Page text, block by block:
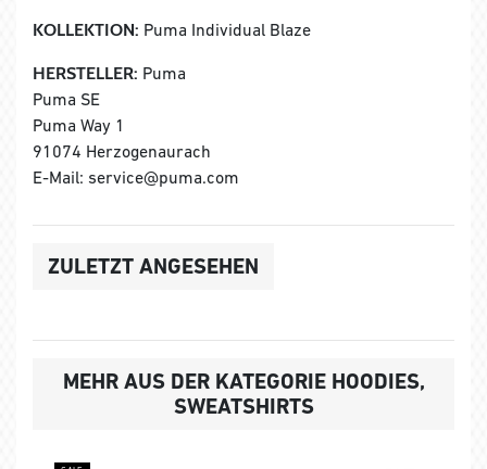
KOLLEKTION: Puma Individual Blaze
HERSTELLER: Puma
Puma SE
Puma Way 1
91074 Herzogenaurach
E-Mail: service@puma.com
ZULETZT ANGESEHEN
MEHR AUS DER KATEGORIE HOODIES,
SWEATSHIRTS